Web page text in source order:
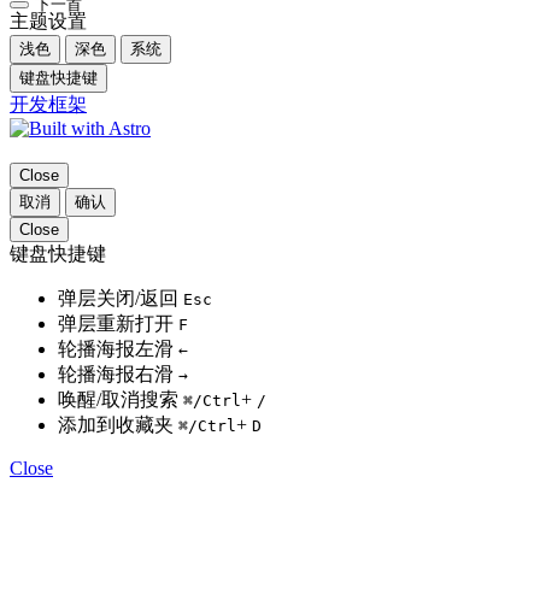
下一首
主题设置
浅色 深色
系统
键盘快捷键
开发框架
Close
取消
确认
Close
键盘快捷键
弹层关闭/返回 Esc
弹层重新打开 F
轮播海报左滑 ←
轮播海报右滑 →
唤醒/取消搜索 ⌘/Ctrl + /
添加到收藏夹 ⌘/Ctrl + D
Close